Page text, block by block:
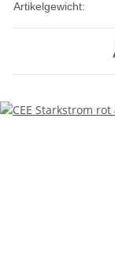
Artikelgewicht: